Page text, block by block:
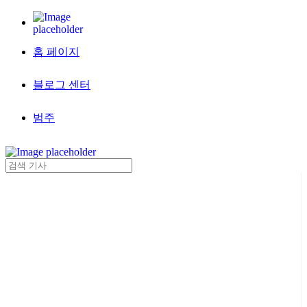
홈 페이지
블로그 센터
범주